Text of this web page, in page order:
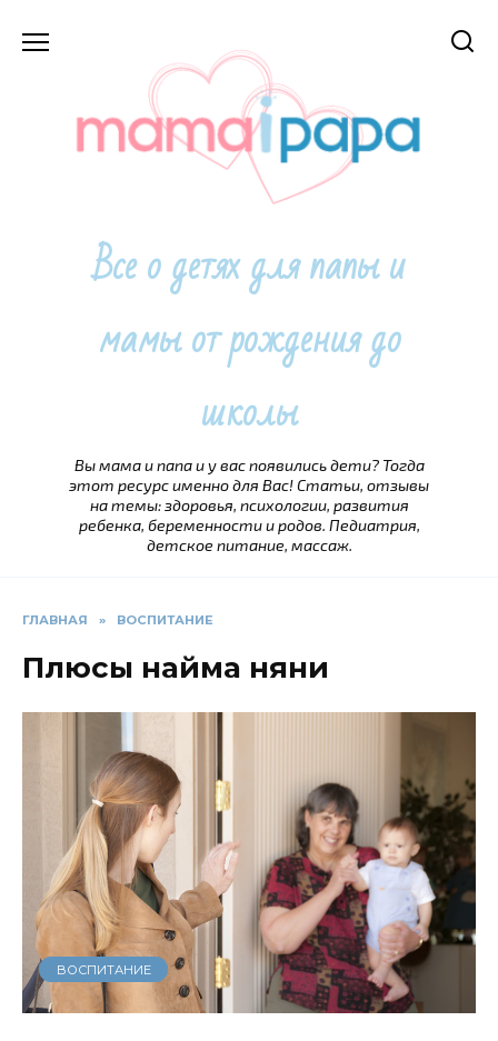
Все о детях для папы и
мамы от рождения до
школы
Вы мама и папа и у вас появились дети? Тогда
этот ресурс именно для Вас! Статьи, отзывы
на темы: здоровья, психологии, развития
ребенка, беременности и родов. Педиатрия,
детское питание, массаж.
ГЛАВНАЯ » ВОСПИТАНИЕ
Плюсы найма няни
ВОСПИТАНИЕ